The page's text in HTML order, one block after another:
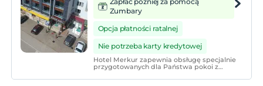
Zumbary
Opcja płatności ratalnej
Nie potrzeba karty kredytowej
Hotel Merkur zapewnia obsługę specjalnie
przygotowanych dla Państwa pokoi z